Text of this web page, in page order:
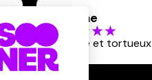
maxime
sombre et tortueux